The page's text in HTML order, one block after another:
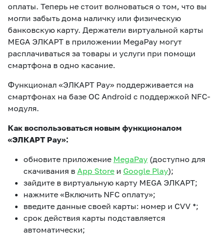
Карта офисов и
покрытие
MegaKassa
оплаты. Теперь не стоит волноваться о том, что вы
могли забыть дома наличку или физическую
банковскую карту. Держатели виртуальной карты
MEGA ЭЛКАРТ в приложении MegaPay могут
расплачиваться за товары и услуги при помощи
смартфона в одно касание.
Функционал «ЭЛКАРТ Pay» поддерживается на
смартфонах на базе ОС Android с поддержкой NFC-
модуля.
Как воспользоваться новым функционалом
«ЭЛКАРТ Pay»:
обновите приложение MegaPay (доступно для
скачивания в App Store и Google Play);
зайдите в виртуальную карту MEGA ЭЛКАРТ;
нажмите «Включить NFC оплату»;
введите данные своей карты: номер и CVV *;
срок действия карты подставляется
автоматически;